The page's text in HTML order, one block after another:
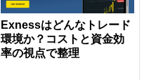
Exnessはどんなトレード
環境か？コストと資金効
率の視点で整理